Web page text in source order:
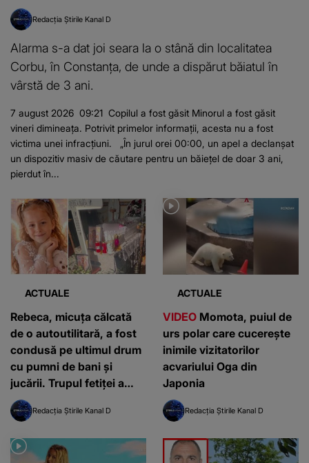
Redacția Știrile Kanal D
Alarma s-a dat joi seara la o stână din localitatea
Corbu, în Constanța, de unde a dispărut băiatul în
vârstă de 3 ani.
7 august 2026 09:21 Copilul a fost găsit Minorul a fost găsit
vineri dimineața. Potrivit primelor informații, acesta nu a fost
victima unei infracțiuni. „În jurul orei 00:00, un apel a declanșat
un dispozitiv masiv de căutare pentru un băiețel de doar 3 ani,
pierdut în...
ACTUALE
Rebeca, micuța călcată
de o autoutilitară, a fost
condusă pe ultimul drum
cu pumni de bani și
jucării. Trupul fetiței a
fost pus într-un sicriu
alb: „Iubirea noastră, de
Redacția Știrile Kanal D
ACTUALE
VIDEO Momota, puiul de
urs polar care cucerește
inimile vizitatorilor
acvariului Oga din
Japonia
Redacția Știrile Kanal D